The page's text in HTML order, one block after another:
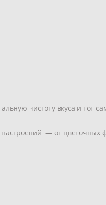
чистоту вкуса и тот
настроений — от цветочных